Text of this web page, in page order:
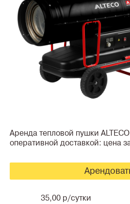
Аренда тепловой пушки
оперативной доставкой: цена
35,00 р/сутки